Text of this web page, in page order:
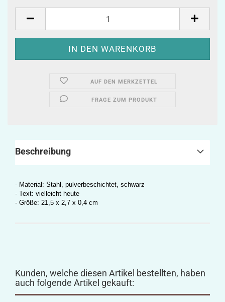
AUF DEN MERKZETTEL
FRAGE ZUM PRODUKT
Beschreibung
- Material: Stahl, pulverbeschichtet, schwarz
- Text: vielleicht heute
- Größe: 21,5 x 2,7 x 0,4 cm
Kunden, welche diesen Artikel bestellten, haben
auch folgende Artikel gekauft: